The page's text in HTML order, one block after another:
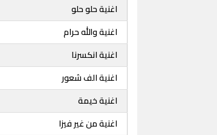
اغنية حلو حلو
اغنية والله حرام
اغنية انكسرنا
اغنية الف شعور
اغنية خيمة
اغنية من غير فيزا